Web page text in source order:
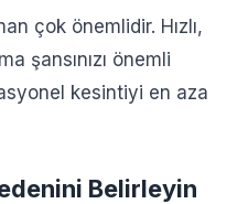
çok önemlidir. Hızlı,
şansınızı önemli
kesintiyi en aza
Belirleyin